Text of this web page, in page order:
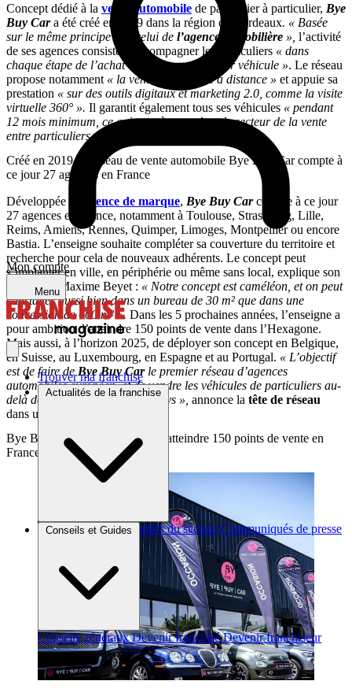
Mon compte
Menu
Trouver ma franchise
Actualités de la franchise
Brèves et actus Actualités du secteur Communiqués de presse
Conseils et Guides
Conseils généraux Devenir franchisé Devenir franchiseur
Concept dédié à la vente automobile de particulier à particulier, Bye
Buy Cara été créé en 2019 dans la région de Bordeaux. « Basée
sur le même principe que celui de l’agence immobilière », l’activité
de ses agences consiste à accompagner les particuliers « dans
chaque étape de l’achat ou de la vente de leur véhicule ». Le réseau
propose notamment « la vente de véhicule à distance » et appuie sa
prestation « sur des outils digitaux et marketing 2.0, comme la visite
virtuelle 360° ». Il garantit également tous ses véhicules « pendant
12 mois minimum, ce qui est très rare dans le secteur de la vente
entre particuliers ».
Créé en 2019, le réseau de vente automobile Bye Buy Car compte à
ce jour 27 agences en France
Développée en
licence de marque, Bye Buy Carcompte à ce jour
27 agences en France, notamment à Toulouse, Strasbourg, Lille,
Reims, Amiens, Rennes, Quimper, Limoges, Montpellier ou encore
Bastia. L’enseigne souhaite compléter sa couverture du territoire et
recherche pour cela de nouveaux adhérents. Le concept peut
s’implanter en ville, en périphérie ou même sans local, explique son
fondateur, Maxime Beyet : « Notre concept est caméléon, et on peut
s’installer aussi bien dans un bureau de 30 m² que dans une
concession de 600 m² ». Dans les 5 prochaines années, l’enseigne a
pour ambition d’atteindre 150 points de vente dans l’Hexagone.
Mais aussi, à l’horizon 2025, de déployer son concept en Belgique,
en Suisse, au Luxembourg, en Espagne et au Portugal. « L’objectif
est de faire de Bye Buy Car le premier réseau d’agences
automobiles européen, et de vendre les véhicules de particuliers au-
delà des frontières de chaque pays », annonce la tête de réseau
dans un communiqué.
Bye Buy Car a pour ambition d’atteindre 150 points de vente en
France d’ici cinq ans